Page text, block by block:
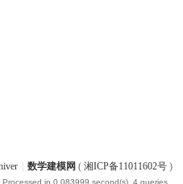
数学建模网 ( 湘ICP备11011602号)
, Processed in 0.083999 second(s), 4 queries .